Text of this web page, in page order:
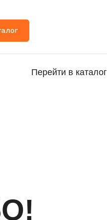
Перейти в каталог